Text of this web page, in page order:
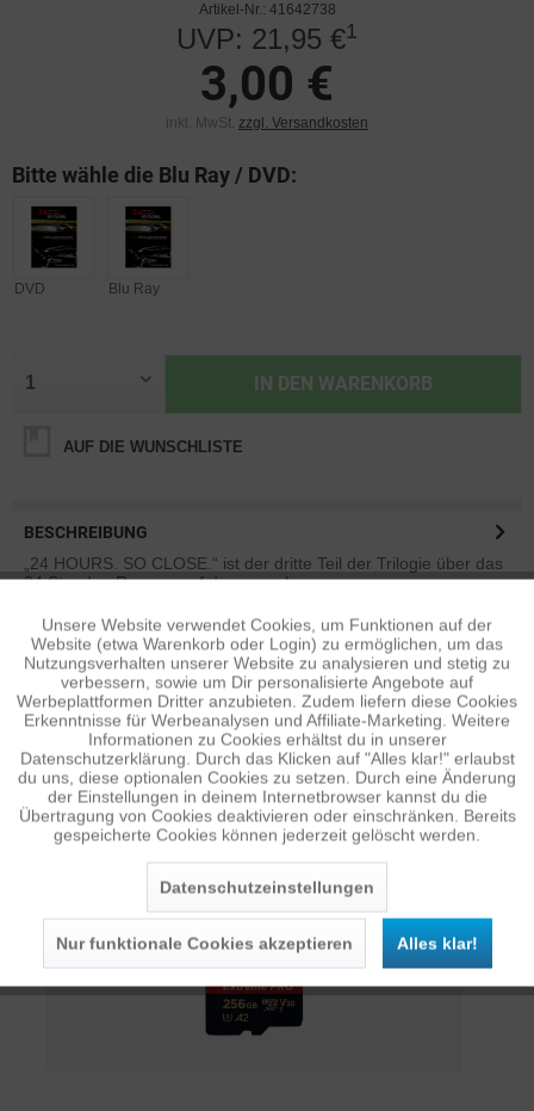
Artikel-Nr.: 41642738
UVP: 21,95 €1
3,00 €
inkl. MwSt. zzgl. Versandkosten
Bitte wähle die Blu Ray / DVD:
DVD Blu Ray
IN DEN WARENKORB
AUF DIE WUNSCHLISTE
BESCHREIBUNG
„24 HOURS. SO CLOSE.“ ist der dritte Teil der Trilogie über das
24 Stunden Rennen auf dem...mehr
BEWERTUNGEN
0
Bewertungen lesen, schreiben und diskutieren...mehr
ÄHNLICHE ARTIKEL
Diese Artikel sind dem Produkt ähnlich ... mehr
Persönliche Empfehlungen
Funktionale Aktiv
Tracking Inaktiv
Personalisierung Inaktiv
Service Inaktiv
Unsere Website verwendet Cookies, um Funktionen auf der
Website (etwa Warenkorb oder Login) zu ermöglichen, um das
Nutzungsverhalten unserer Website zu analysieren und stetig zu
verbessern, sowie um Dir personalisierte Angebote auf
Werbeplattformen Dritter anzubieten. Zudem liefern diese Cookies
Erkenntnisse für Werbeanalysen und Affiliate-Marketing. Weitere
Informationen zu Cookies erhältst du in unserer
Datenschutzerklärung. Durch das Klicken auf "Alles klar!" erlaubst
du uns, diese optionalen Cookies zu setzen. Durch eine Änderung
der Einstellungen in deinem Internetbrowser kannst du die
Übertragung von Cookies deaktivieren oder einschränken. Bereits
gespeicherte Cookies können jederzeit gelöscht werden.
Datenschutzeinstellungen
Nur funktionale Cookies akzeptieren Alles klar!